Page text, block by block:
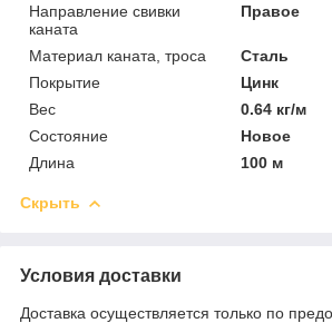
Направление свивки
каната
Правое
Материал каната, троса
Сталь
Покрытие
Цинк
Вес
0.64 кг/м
Состояние
Новое
Длина
100 м
Скрыть
Условия доставки
Доставка осуществляется только по